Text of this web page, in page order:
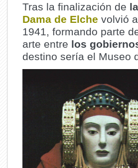
Tras la finalización de
Dama de Elche volvió
1941, formando parte
arte entre los
destino sería el Museo